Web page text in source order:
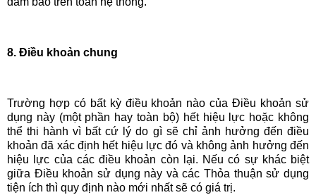
8. Điều khoản chung
Trường hợp có bất kỳ điều khoản nào của Điều khoản sử
dụng này (một phần hay toàn bộ) hết hiệu lực hoặc không
thể thi hành vì bất cứ lý do gì sẽ chỉ ảnh hưởng đến điều
khoản đã xác định hết hiệu lực đó và không ảnh hưởng đến
hiệu lực của các điều khoản còn lại. Nếu có sự khác biệt
giữa Điều khoản sử dụng này và các Thỏa thuận sử dụng
tiện ích thì quy định nào mới nhất sẽ có giá trị.